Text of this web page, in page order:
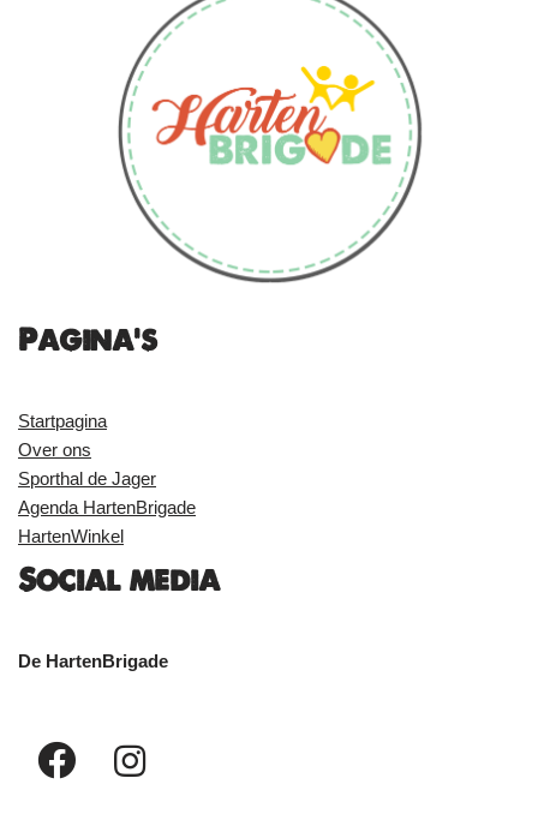
Pagina's
Startpagina
Over ons
Sporthal de Jager
Agenda HartenBrigade
HartenWinkel
Social media
De HartenBrigade